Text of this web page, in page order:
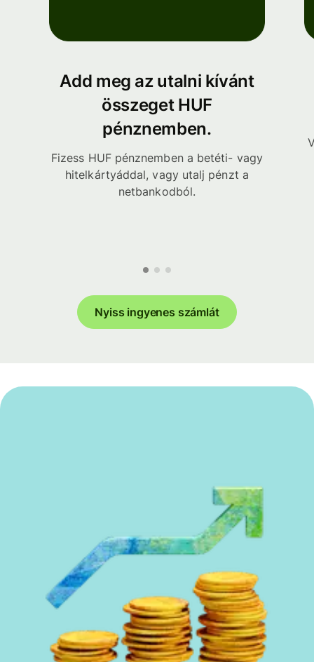
Add meg az utalni kívánt
összeget HUF
pénznemben.
Fizess HUF pénznemben a betéti- vagy
hitelkártyáddal, vagy utalj pénzt a
netbankodból.
Nyiss ingyenes számlát